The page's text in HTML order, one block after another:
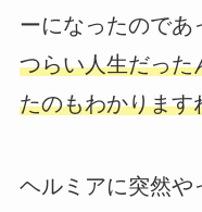
ーになったのであ
つらい人生だった
たのもわかりま
ヘルミアに突然や